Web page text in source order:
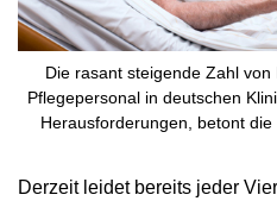
Die rasant steigende Zahl
Pflegepersonal in deutschen
Herausforderungen, betont
Derzeit leidet bereits jeder